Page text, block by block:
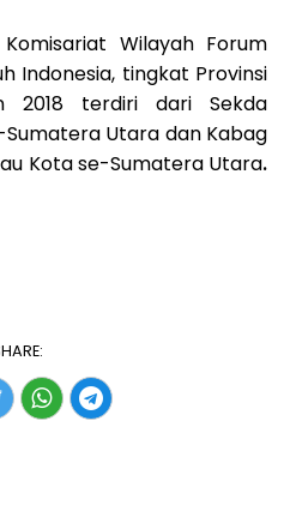
Wilayah Forum
Indonesia, tingkat Provinsi
2018 terdiri dari Sekda
Utara dan Kabag
Kota se-Sumatera Utara.